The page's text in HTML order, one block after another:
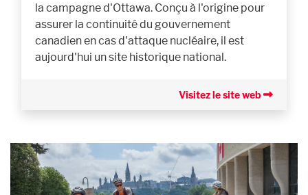
la campagne d'Ottawa. Conçu à l'origine pour
assurer la continuité du gouvernement
canadien en cas d'attaque nucléaire, il est
aujourd'hui un site historique national.
Visitez le site web